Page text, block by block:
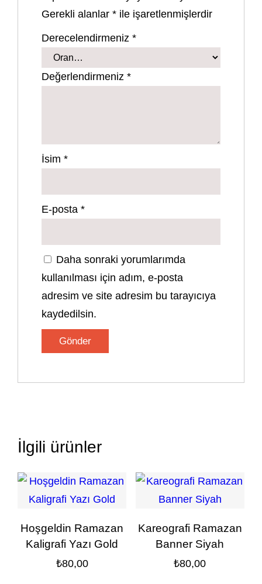
Gerekli alanlar* ile işaretlenmişlerdir
Derecelendirmeniz*
Değerlendirmeniz*
İsim*
E-posta*
Daha sonraki yorumlarımda
kullanılması için adım, e-posta
adresim ve site adresim bu tarayıcıya
kaydedilsin.
İlgili ürünler
Hoşgeldin Ramazan
Kaligrafi Yazı Gold
₺80,00
Kareografi Ramazan
Banner Siyah
₺80,00